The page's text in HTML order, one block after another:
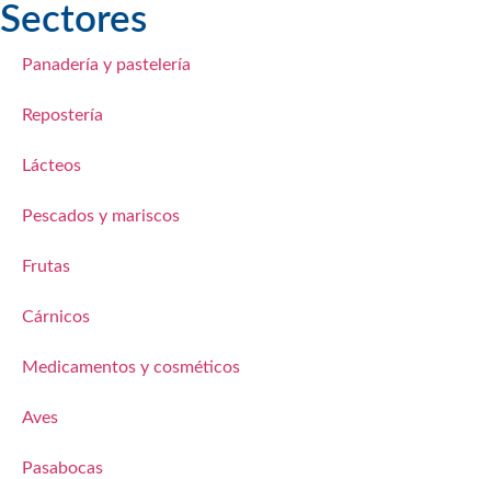
Sectores
Panadería y pastelería
Repostería
Lácteos
Pescados y mariscos
Frutas
Cárnicos
Medicamentos y cosméticos
Aves
Pasabocas